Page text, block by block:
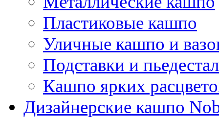
Пластиковые кашпо
Уличные кашпо и
Подставки и
Кашпо ярких
Дизайнерские кашпо